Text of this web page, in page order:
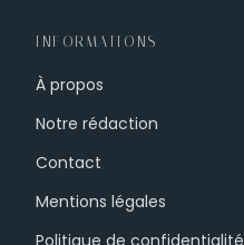
INFORMATIONS
À propos
Notre rédaction
Contact
Mentions légales
Politique de confidentialité